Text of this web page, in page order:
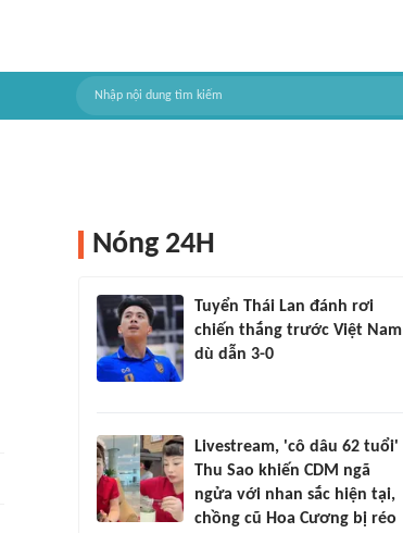
Nóng 24H
Tuyển Thái Lan đánh rơi
chiến thắng trước Việt Nam
dù dẫn 3-0
Livestream, 'cô dâu 62 tuổi'
Thu Sao khiến CDM ngã
ngửa với nhan sắc hiện tại,
chồng cũ Hoa Cương bị réo